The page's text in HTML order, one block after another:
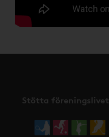
Stötta föreningslivet